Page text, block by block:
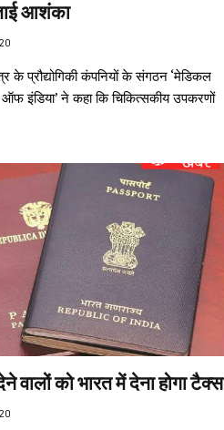
आशंका
के प्रौद्योगिकी कंपनियों के संगठन ‘मेडिकल
इंडिया’ ने कहा कि चिकित्सकीय उपकरणों
वालों को भारत में देना होगा टैक्स